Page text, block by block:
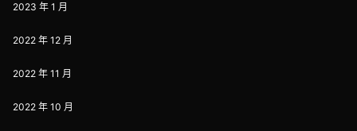
2023 年 1 月
2022 年 12 月
2022 年 11 月
2022 年 10 月